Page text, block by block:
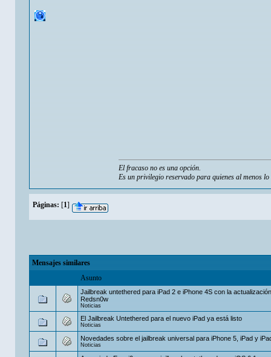
El fracaso no es una opción.
Es un privilegio reservado para quienes al menos lo
Páginas: [1]
Mensajes similares
Asunto
Jailbreak untethered para iPad 2 e iPhone 4S con la
Redsn0w
Noticias
El Jailbreak Untethered para el nuevo iPad ya está listo
Noticias
Novedades sobre el jailbreak universal para iPhone 5, iPad y
Noticias